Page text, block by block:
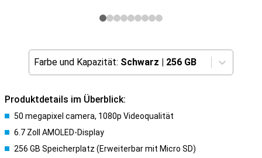
Farbe und Kapazität: Schwarz | 256 GB
Produktdetails im Überblick:
50 megapixel camera, 1080p Videoqualität
6.7 Zoll AMOLED-Display
256 GB Speicherplatz (Erweiterbar mit Micro SD)